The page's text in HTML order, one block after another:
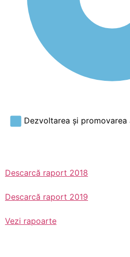
Dezvoltarea și
Descarcă raport 2018
Descarcă raport 2019
Vezi rapoarte